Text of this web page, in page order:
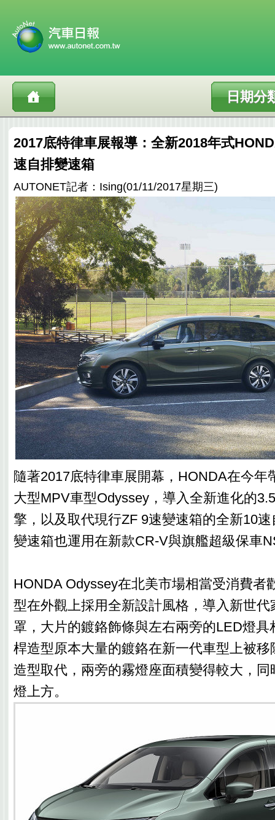
日期分
2017底特律車展報導：全新2018年式
速自排變速箱
AUTONET記者：Ising(01/11/2017星期三)
隨著2017底特律車展開幕，HONDA在今年
大型MPV車型Odyssey，導入全新進化的
擎，以及取代現行ZF 9速變速箱的全新10
變速箱也運用在新款CR-V與旗艦超級保車
HONDA Odyssey在北美市場相當受消費者
型在外觀上採用全新設計風格，導入新世
罩，大片的鍍鉻飾條與左右兩旁的LED燈具
桿造型原本大量的鍍鉻在新一代車型上被
造型取代，兩旁的霧燈座面積變得較大，
燈上方。